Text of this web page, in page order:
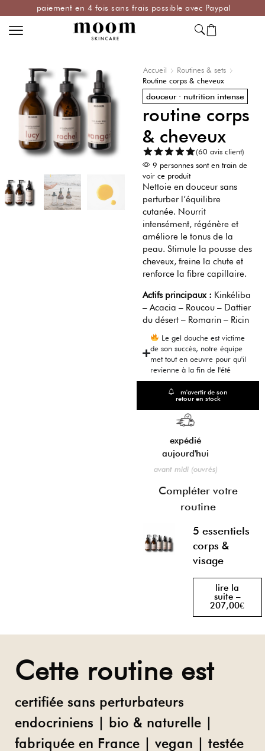
paiement en 4 fois sans frais possible avec Paypal
Accueil
Routines & sets
Routine corps & cheveux
douceur · nutrition intense
routine corps
& cheveux
(60 avis client)
9 personnes sont en train de
voir ce produit
Nettoie en douceur sans
perturber l’équilibre
cutanée. Nourrit
intensément, régénère et
améliore le tonus de la
peau. Stimule la pousse des
cheveux, freine la chute et
renforce la fibre capillaire.
Actifs principaux : Kinkéliba
– Acacia – Roucou – Dattier
du désert – Romarin – Ricin
Le gel douche est victime
de son succès, notre équipe
met tout en oeuvre pour qu'il
revienne à la fin de l'été
m'avertir de son
retour en stock
paiement flexible
4 fois sans frais
Compléter votre
routine
5 essentiels
corps &
visage
lire la
suite –
207,00€
Cette routine est
certifiée sans perturbateurs
endocriniens | bio & naturelle |
fabriquée en France | vegan | testée